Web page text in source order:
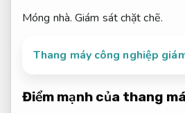
Móng nhà. Giám sát chặt chẽ.
Thang máy công nghiệp
Điểm mạnh của thang